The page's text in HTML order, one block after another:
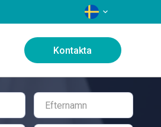
SPRÅK
Kontakta